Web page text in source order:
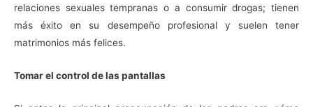
relaciones sexuales tempranas o a consumir drogas; tienen
más éxito en su desempeño profesional y suelen tener
matrimonios más felices.
Tomar el control de las pantallas